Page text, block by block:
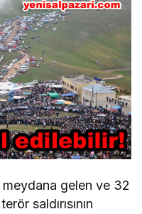
meydana gelen ve 32
saldırısının